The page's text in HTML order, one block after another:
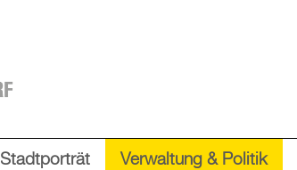
Stadtporträt Verwaltung & Politik